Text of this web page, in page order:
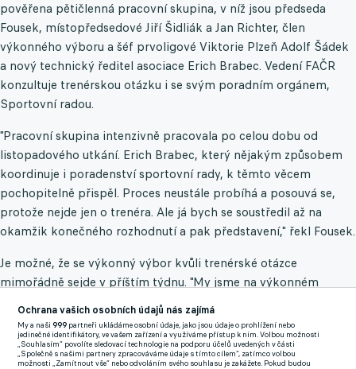
pověřena pětičlenná pracovní skupina, v níž jsou předseda
Fousek, místopředsedové Jiří Šidliák a Jan Richter, člen
výkonného výboru a šéf prvoligové Viktorie Plzeň Adolf Šádek
a nový technický ředitel asociace Erich Brabec. Vedení FAČR
konzultuje trenérskou otázku i se svým poradním orgánem,
Sportovní radou.
"Pracovní skupina intenzivně pracovala po celou dobu od
listopadového utkání. Erich Brabec, který nějakým způsobem
koordinuje i poradenství sportovní rady, k těmto věcem
pochopitelně přispěl. Proces neustále probíhá a posouvá se,
protože nejde jen o trenéra. Ale já bych se soustředil až na
okamžik konečného rozhodnutí a pak představení," řekl Fousek.
Je možné, že se výkonný výbor kvůli trenérské otázce
mimořádně sejde v příštím týdnu. "My jsme na výkonném
výboru v Olomouci konstatovali, že bychom chtěli, aby proces
byl dokončen do ledna. Na druhou stranu nechceme ho
protahovat. Není to jen o konečném rozhodnutí výkonného
výboru, je to i o jednáních s konkrétními kandidáty, která tomu
Ochrana vašich osobních údajů nás zajímá
My a naši999 partneři ukládáme osobní údaje, jako jsou údaje o prohlížení nebo
jedinečné identifikátory, ve vašem zařízení a využíváme přístup k nim. Volbou možnosti
„Souhlasím“ povolíte sledovací technologie na podporu účelů uvedených v části
„Společně s našimi partnery zpracováváme údaje s tímto cílem“, zatímco volbou
možnosti „Zamítnout vše“ nebo odvoláním svého souhlasu je zakážete. Pokud budou